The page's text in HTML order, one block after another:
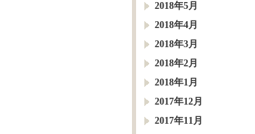
2018年5月
2018年4月
2018年3月
2018年2月
2018年1月
2017年12月
2017年11月